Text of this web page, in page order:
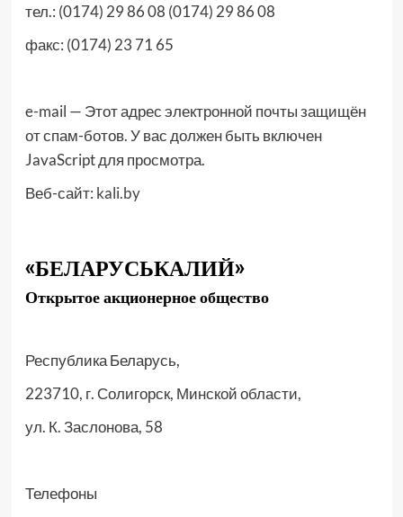
тел.: (0174) 29 86 08 (0174) 29 86 08
факс: (0174) 23 71 65
e-mail — Этот адрес электронной почты защищён
от спам-ботов. У вас должен быть включен
JavaScript для просмотра.
Веб-сайт: kali.by
«БЕЛАРУСЬКАЛИЙ»
Открытое акционерное общество
Республика Беларусь,
223710, г. Солигорск, Минской области,
ул. К. Заслонова, 58
Телефоны